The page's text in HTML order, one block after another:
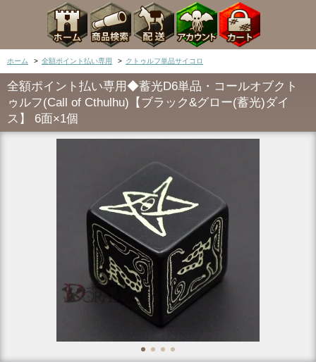
ホーム > 全額ポイント払い専用 > クトゥルフ単品サイコロ
全額ポイント払い専用◆蓄光D6単品・コールオブクト
ゥルフ(Call of Cthulhu)【ブラック&グロー(蓄光)ダイ
ス】 6面×1個